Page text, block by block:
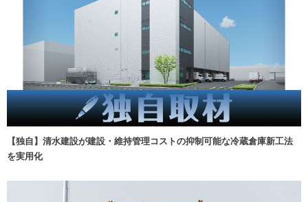
【独自】清水建設が建設・維持管理コストの抑制可能な冷蔵倉庫新工法
を実用化